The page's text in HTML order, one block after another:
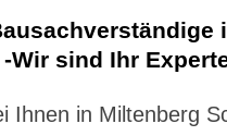
Wir sind Ihr
Ihnen in Miltenberg